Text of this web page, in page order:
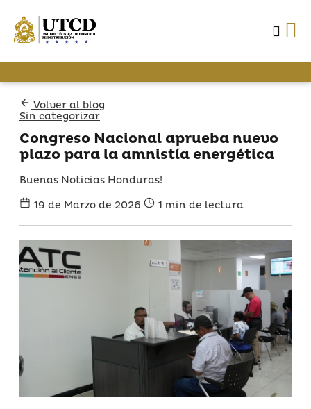
Volver al blog
Sin categorizar
Congreso Nacional aprueba nuevo
plazo para la amnistía energética
Buenas Noticias Honduras!
19 de Marzo de 2026 1 min de lectura